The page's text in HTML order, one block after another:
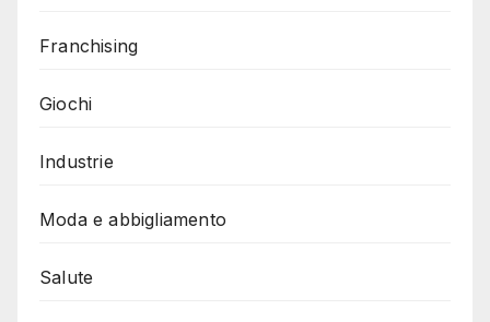
Franchising
Giochi
Industrie
Moda e abbigliamento
Salute